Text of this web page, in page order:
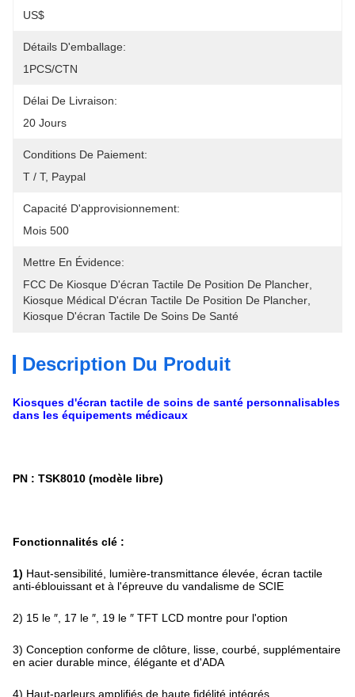
US$
Détails D'emballage:
1PCS/CTN
Délai De Livraison:
20 Jours
Conditions De Paiement:
T / T, Paypal
Capacité D'approvisionnement:
Mois 500
Mettre En Évidence:
FCC De Kiosque D'écran Tactile De Position De Plancher
Kiosque Médical D'écran Tactile De Position De Plancher
Kiosque D'écran Tactile De Soins De Santé
Description Du Produit
Kiosques d'écran tactile de soins de santé personnalisables
dans les équipements médicaux
PN : TSK8010 (modèle libre)
Fonctionnalités clé :
1) Haut-sensibilité, lumière-transmittance élevée, écran tactile
anti-éblouissant et à l'épreuve du vandalisme de SCIE
2) 15 le ″, 17 le ″, 19 le ″ TFT LCD montre pour l'option
3) Conception conforme de clôture, lisse, courbé, supplémentaire
en acier durable mince, élégante et d'ADA
4) Haut-parleurs amplifiés de haute fidélité intégrés